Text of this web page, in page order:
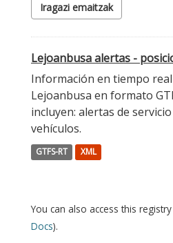
Iragazi emaitzak
Lejoanbusa alertas -
Información en tiempo
Lejoanbusa en formato
incluyen: alertas de
vehículos.
GTFS-RT XML
You can also access this
Docs).